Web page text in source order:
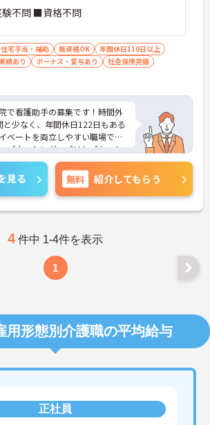
不問 ■資格不問
住宅手当・補助 無資格OK
年間休日110日以上
績あり
ボーナス・賞与あり
社会保険完備
で看護助手の募集です！時間外
と少なく、年間休日122日もある
ベートを両立しやすい職場で
プナーシング、プリセプターシ
安なく業務に慣れることができ
方は、面接ポイントをお伝えし
ご連絡ください。
見る 無料 紹介してもらう
4 件中 1-4件を表示
1
用形態別介護職の平均給与
正社員